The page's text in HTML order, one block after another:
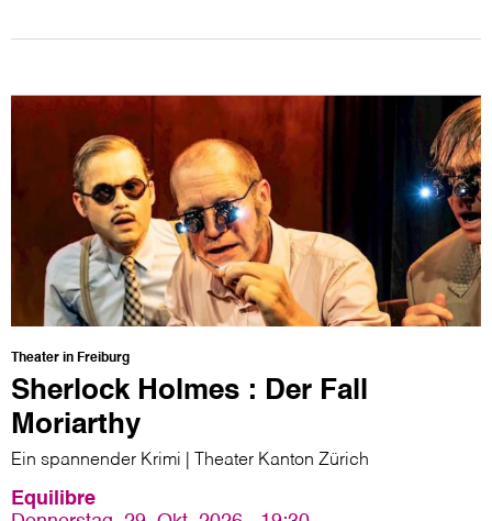
Theater in Freiburg
Sherlock Holmes : Der Fall
Moriarthy
Ein spannender Krimi | Theater Kanton Zürich
Equilibre